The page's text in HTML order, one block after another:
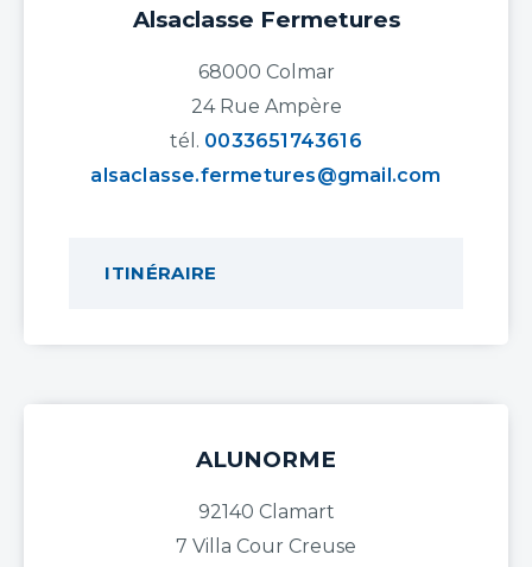
Alsaclasse Fermetures
68000 Colmar
24 Rue Ampère
tél. 0033651743616
alsaclasse.fermetures@gmail.com
ITINÉRAIRE
ALUNORME
92140 Clamart
7 Villa Cour Creuse